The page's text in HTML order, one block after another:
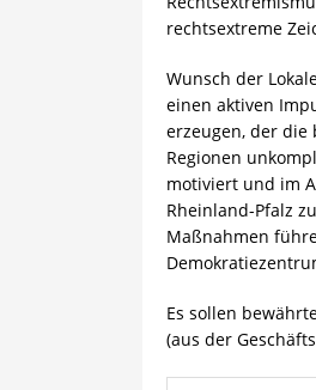
rechtsextreme
Wunsch der
einen aktiven
erzeugen, der
Regionen
motiviert und im
Rheinland-Pfalz
Maßnahmen
Es sollen
(aus der